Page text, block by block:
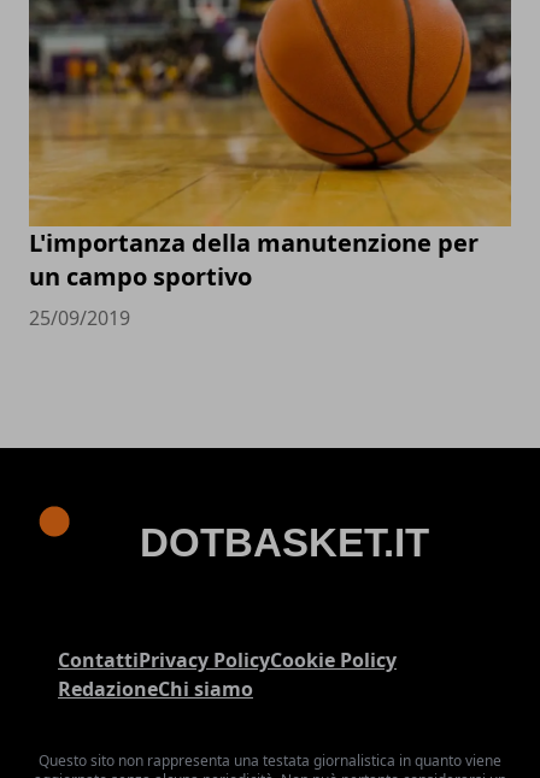
L'importanza della manutenzione per
un campo sportivo
25/09/2019
ContattiPrivacy PolicyCookie Policy
RedazioneChi siamo
Questo sito non rappresenta una testata giornalistica in quanto viene